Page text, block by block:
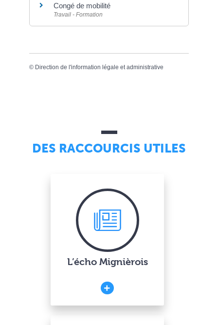
Congé de mobilité
Travail - Formation
© Direction de l'information légale et administrative
DES RACCOURCIS UTILES
L’écho Mignièrois